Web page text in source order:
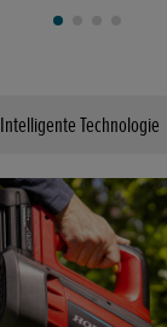
Intelligente Technologie